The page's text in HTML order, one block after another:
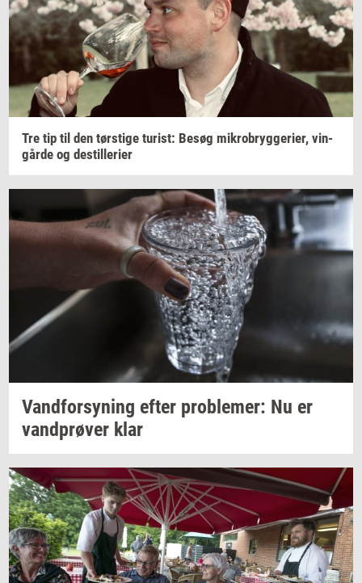
Tre tip til den tørsti­ge turist: Besøg mi­kro­bryg­ge­ri­er, vin­
går­de og destil­le­ri­er
Vand­for­sy­ning efter pro­ble­mer: Nu er
vand­prø­ver klar